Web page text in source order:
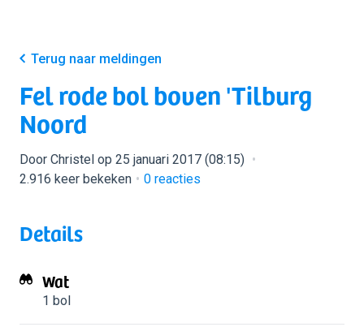
Terug naar meldingen
Fel rode bol boven 'Tilburg
Noord
Door Christel op 25 januari 2017 (08:15)
2.916 keer bekeken
0 reacties
Details
Wat
1 bol